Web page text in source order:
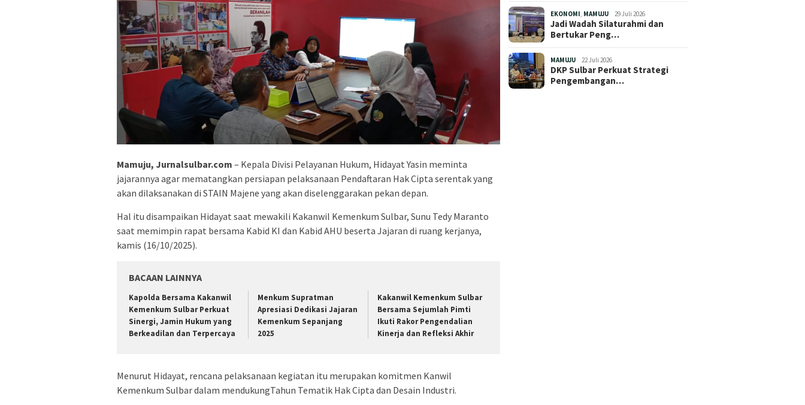
Mamuju, Jurnalsulbar.com – Kepala Divisi Pelayanan Hukum, Hidayat Yasin meminta
jajarannya agar mematangkan persiapan pelaksanaan Pendaftaran Hak Cipta serentak yang
akan dilaksanakan di STAIN Majene yang akan diselenggarakan pekan depan.
Hal itu disampaikan Hidayat saat mewakili Kakanwil Kemenkum Sulbar, Sunu Tedy Maranto
saat memimpin rapat bersama Kabid KI dan Kabid AHU beserta Jajaran di ruang kerjanya,
kamis (16/10/2025).
BACAAN LAINNYA
Kapolda Bersama Kakanwil
Kemenkum Sulbar Perkuat
Sinergi, Jamin Hukum yang
Berkeadilan dan Terpercaya
Menkum Supratman
Apresiasi Dedikasi Jajaran
Kemenkum Sepanjang
2025
Kakanwil Kemenkum Sulbar
Bersama Sejumlah Pimti
Ikuti Rakor Pengendalian
Kinerja dan Refleksi Akhir
Menurut Hidayat, rencana pelaksanaan kegiatan itu merupakan komitmen Kanwil
Kemenkum Sulbar dalam mendukungTahun Tematik Hak Cipta dan Desain Industri.
EKONOMI MAMUJU 29 Juli 2026
Jadi Wadah Silaturahmi dan
Bertukar Peng…
MAMUJU 22 Juli 2026
DKP Sulbar Perkuat Strategi
Pengembangan…